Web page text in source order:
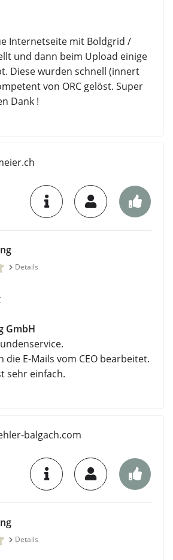
Internetseite mit Boldgrid /
und dann beim Upload einige
Diese wurden schnell (innert
von ORC gelöst. Super
Dank !
Details
GmbH
die E-Mails vom CEO bearbeitet.
sehr einfach.
balgach.com
Details